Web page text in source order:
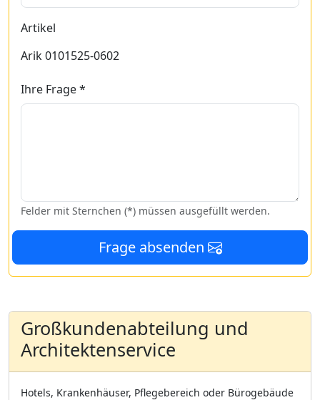
Artikel
Arik 0101525-0602
Ihre Frage *
Felder mit Sternchen (*) müssen ausgefüllt werden.
Frage absenden
Großkundenabteilung und
Architektenservice
Hotels, Krankenhäuser, Pflegebereich oder Bürogebäude